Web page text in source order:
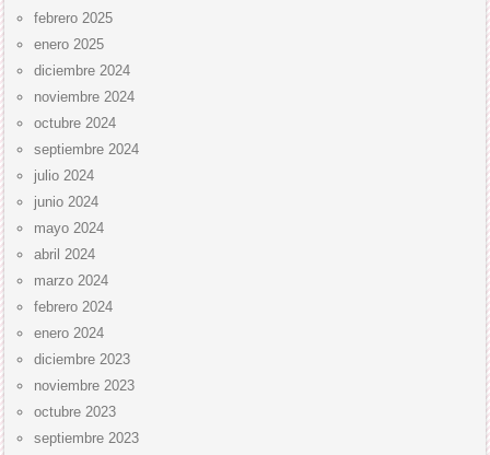
febrero 2025
enero 2025
diciembre 2024
noviembre 2024
octubre 2024
septiembre 2024
julio 2024
junio 2024
mayo 2024
abril 2024
marzo 2024
febrero 2024
enero 2024
diciembre 2023
noviembre 2023
octubre 2023
septiembre 2023